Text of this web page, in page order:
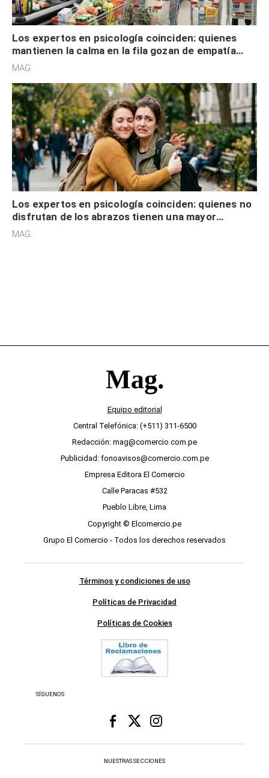
Los expertos en psicología coinciden: quienes
mantienen la calma en la fila gozan de empatía
cognitiva, gratitud y no solo tienen autocontrol
MAG.
Los expertos en psicología coinciden: quienes no
disfrutan de los abrazos tienen una mayor
sensibilidad a los estímulos físicos y no es por
MAG.
Equipo editorial
Central Telefónica: (+511) 311-6500
Redacción: mag@comercio.com.pe
Publicidad: fonoavisos@comercio.com.pe
Empresa Editora El Comercio
Calle Paracas #532
Pueblo Libre, Lima
Copyright © Elcomercio.pe
Grupo El Comercio - Todos los derechos reservados
Términos y condiciones de uso
Políticas de Privacidad
Políticas de Cookies
SÍGUENOS
NUESTRAS SECCIONES